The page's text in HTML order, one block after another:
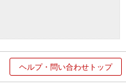
ヘルプ・問い合わせトップ